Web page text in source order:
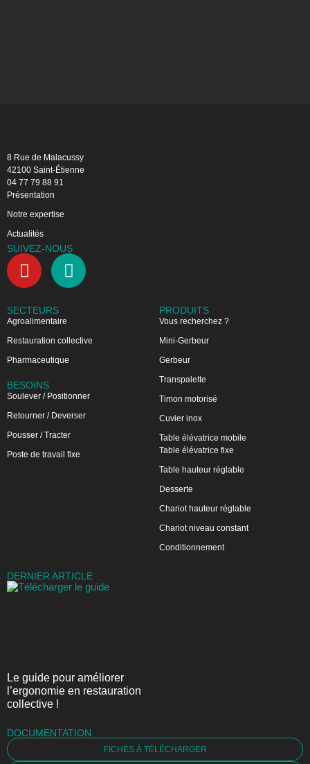
8 Rue de Malacussy
42100 Saint-Étienne
04 77 79 88 91
Présentation
Notre expertise
Actualités
SUIVEZ-NOUS
SECTEURS
Agroalimentaire
Restauration collective
Pharmaceutique
BESOINS
Soulever / Positionner
Retourner / Deverser
Pousser / Tracter
Poste de travail fixe
PRODUITS
Vous recherchez ?
Mini-Gerbeur
Gerbeur
Transpalette
Timon motorisé
Cuvier inox
Table élévatrice mobile
Table élévatrice fixe
Table hauteur réglable
Desserte
Chariot hauteur réglable
Chariot niveau constant
Conditionnement
DERNIER ARTICLE
Le guide pour améliorer
l’ergonomie en restauration
collective !
DOCUMENTATION
FICHES À TÉLÉCHARGER